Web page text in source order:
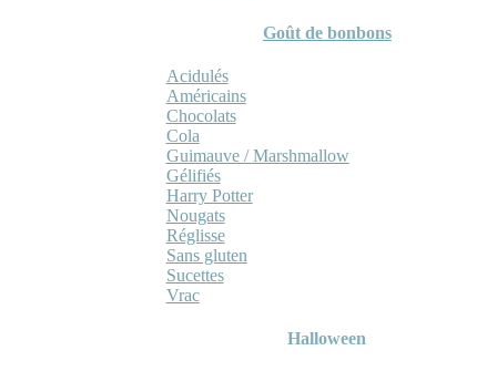
Goût de bonbons
Acidulés
Américains
Chocolats
Cola
Guimauve / Marshmallow
Gélifiés
Harry Potter
Nougats
Réglisse
Sans gluten
Sucettes
Vrac
Halloween